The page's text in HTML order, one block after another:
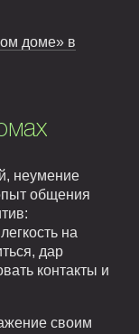
ом доме» в
неумение
общения
на
дар
контакты и
своим